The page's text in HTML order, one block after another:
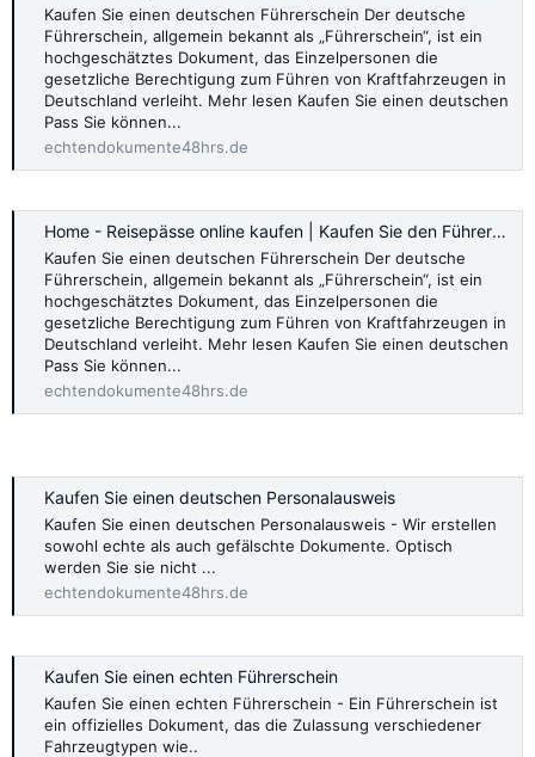
Kaufen Sie einen deutschen Führerschein Der deutsche
Führerschein, allgemein bekannt als „Führerschein“, ist ein
hochgeschätztes Dokument, das Einzelpersonen die
gesetzliche Berechtigung zum Führen von Kraftfahrzeugen in
Deutschland verleiht. Mehr lesen Kaufen Sie einen deutschen
Pass Sie können...
echtendokumente48hrs.de
Home - Reisepässe online kaufen | Kaufen Sie den Führerschein online
Kaufen Sie einen deutschen Führerschein Der deutsche
Führerschein, allgemein bekannt als „Führerschein“, ist ein
hochgeschätztes Dokument, das Einzelpersonen die
gesetzliche Berechtigung zum Führen von Kraftfahrzeugen in
Deutschland verleiht. Mehr lesen Kaufen Sie einen deutschen
Pass Sie können...
echtendokumente48hrs.de
Kaufen Sie einen deutschen Personalausweis
Kaufen Sie einen deutschen Personalausweis - Wir erstellen
sowohl echte als auch gefälschte Dokumente. Optisch
werden Sie sie nicht ...
echtendokumente48hrs.de
Kaufen Sie einen echten Führerschein
Kaufen Sie einen echten Führerschein - Ein Führerschein ist
ein offizielles Dokument, das die Zulassung verschiedener
Fahrzeugtypen wie..